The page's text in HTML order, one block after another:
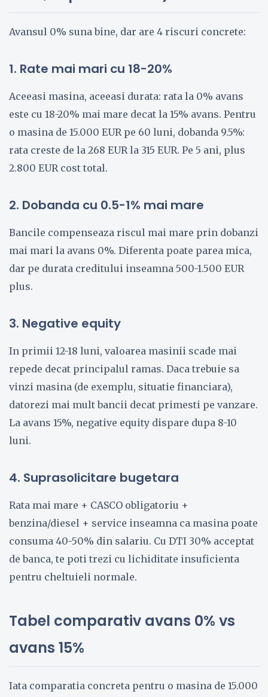
Avansul 0% suna bine, dar are 4 riscuri concrete:
1. Rate mai mari cu 18-20%
Aceeasi masina, aceeasi durata: rata la 0% avans
este cu 18-20% mai mare decat la 15% avans. Pentru
o masina de 15.000 EUR pe 60 luni, dobanda 9.5%:
rata creste de la 268 EUR la 315 EUR. Pe 5 ani, plus
2.800 EUR cost total.
2. Dobanda cu 0.5-1% mai mare
Bancile compenseaza riscul mai mare prin dobanzi
mai mari la avans 0%. Diferenta poate parea mica,
dar pe durata creditului inseamna 500-1.500 EUR
plus.
3. Negative equity
In primii 12-18 luni, valoarea masinii scade mai
repede decat principalul ramas. Daca trebuie sa
vinzi masina (de exemplu, situatie financiara),
datorezi mai mult bancii decat primesti pe vanzare.
La avans 15%, negative equity dispare dupa 8-10
luni.
4. Suprasolicitare bugetara
Rata mai mare + CASCO obligatoriu +
benzina/diesel + service inseamna ca masina poate
consuma 40-50% din salariu. Cu DTI 30% acceptat
de banca, te poti trezi cu lichiditate insuficienta
pentru cheltuieli normale.
Tabel comparativ avans 0% vs
avans 15%
Iata comparatia concreta pentru o masina de 15.000